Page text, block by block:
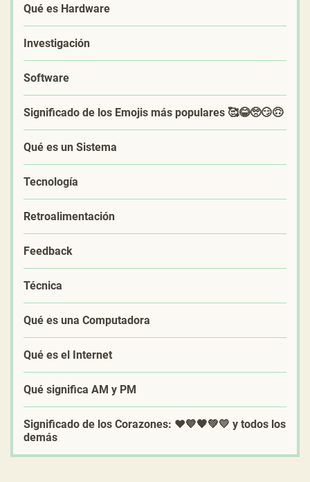
Qué es Hardware
Investigación
Software
Significado de los Emojis más populares 🥰😂🥺😏🙃
Qué es un Sistema
Tecnología
Retroalimentación
Feedback
Técnica
Qué es una Computadora
Qué es el Internet
Qué significa AM y PM
Significado de los Corazones: ❤️💙🖤💚💛 y todos los
demás